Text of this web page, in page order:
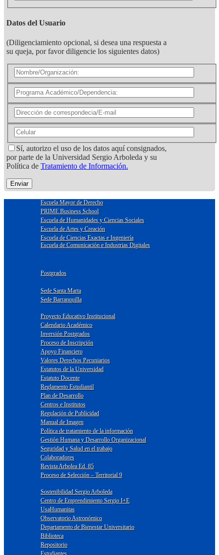
Datos del Usuario
(Diligenciamiento opcional, si desea una respuesta a
su queja, por favor diligencie los siguientes datos)
Sí, autorizo el uso de los datos aquí consignados,
por parte de la Universidad Sergio Arboleda y su
Política de Tratamiento de Información.
Escuela Mayor de Derecho
PRIME Business School
Escuela de Humanidades y Ciencias Sociales
Escuela de Artes y Creación
Escuela de Ciencias Exactas e Ingeniería
Escuela de Comunicación e Industrias Digitales
Postgrados
Sede Santa Marta
Sede Barranquilla
Proyecto Educativo Institucional
Calendario Académico
Inversión Postgrados
Proceso de Inscripción
Apoyo Financiero
Valores Derechos Pecuniarios
Estatutos de la Universidad
Estatuto Docente
Reglamento Estudiantil
Plan de Desarrollo
Centros e Institutos
Regulación de Publicidad
Manual de Imagen
Política de tratamiento de la información
Gestión Humana y Desarrollo Organizacional
Seguridad y Salud en el trabajo
Colaboradores
Revista Arbolea Ed. 85
Proceso de Selección – Territorial 9
Sostenibilidad Sergio Arboleda
Centro de Emprendimiento Sergio I+E
UsaHumanitas
Observatorio Astronómico
Departamento de Bienestar Universitario
Biblioteca
Repositorio
Estudiantes